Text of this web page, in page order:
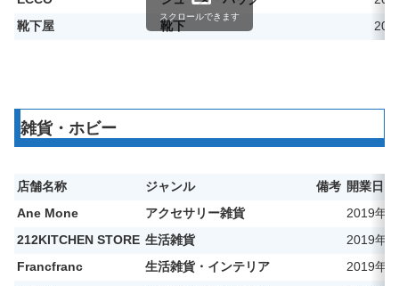
靴下屋
靴下
スクロールできます
雑貨・ホビー
店舗名称 ジャンル 備考 開業日
Ane Mone
アクセサリー雑貨
2019年3
212KITCHEN STORE 生活雑貨
2019年3
Francfranc
生活雑貨・インテリア
2019年3